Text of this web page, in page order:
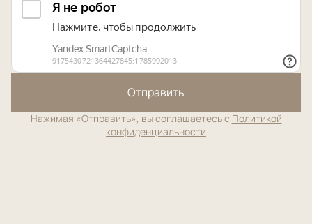
Отправить
Нажимая «Отправить», вы соглашаетесь с Политикой
конфиденциальности